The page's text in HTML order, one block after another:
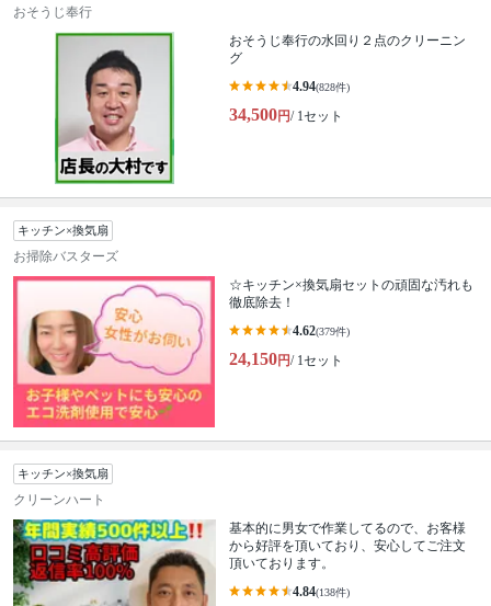
おそうじ奉行
おそうじ奉行の水回り２点のクリーニン
グ
4.94(828件)
34,500円/ 1セット
キッチン×換気扇
お掃除バスターズ
☆キッチン×換気扇セットの頑固な汚れも
徹底除去！
4.62(379件)
24,150円/ 1セット
キッチン×換気扇
クリーンハート
基本的に男女で作業してるので、お客様
から好評を頂いており、安心してご注文
頂いております。
4.84(138件)